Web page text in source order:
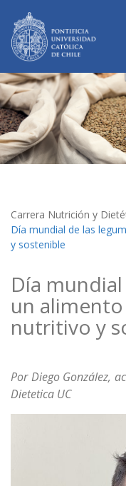
Carrera Nutrición y
Día mundial de las
y sostenible
Día
un
nutritivo y
Por Diego González,
Dietetica UC